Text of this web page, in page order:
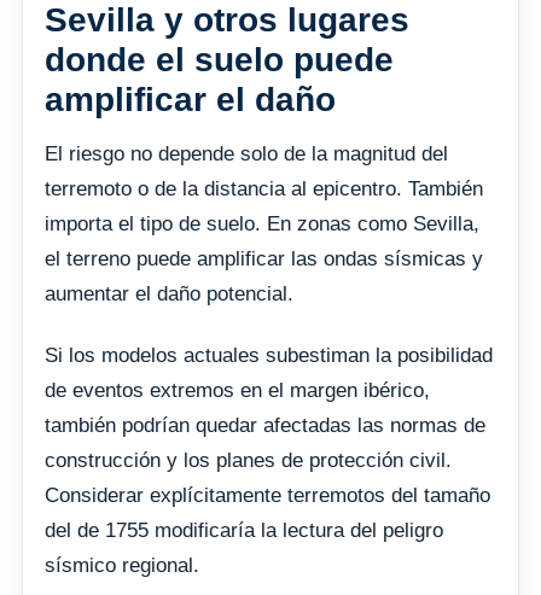
Sevilla y otros lugares
donde el suelo puede
amplificar el daño
El riesgo no depende solo de la magnitud del
terremoto o de la distancia al epicentro. También
importa el tipo de suelo. En zonas como Sevilla,
el terreno puede amplificar las ondas sísmicas y
aumentar el daño potencial.
Si los modelos actuales subestiman la posibilidad
de eventos extremos en el margen ibérico,
también podrían quedar afectadas las normas de
construcción y los planes de protección civil.
Considerar explícitamente terremotos del tamaño
del de 1755 modificaría la lectura del peligro
sísmico regional.